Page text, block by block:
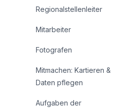
Regionalstellenleiter
Mitarbeiter
Fotografen
Mitmachen: Kartieren &
Daten pflegen
Aufgaben der